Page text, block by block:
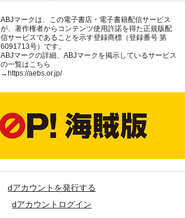
ABJマークは、この電子書店・電子書籍配信サービス
が、著作権者からコンテンツ使用許諾を得た正規版配
信サービスであることを示す登録商標（登録番号 第
6091713号）です。
ABJマークの詳細、ABJマークを掲示しているサービス
の一覧はこちら
→ https://aebs.or.jp/
dアカウントを発行する
dアカウントログイン